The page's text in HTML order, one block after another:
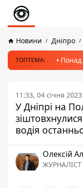
Новини Дніпро
ТОПТЕМА: Понад
11:33, 04 січня 2023
У Дніпрі на
водія
Олексій
ЖУРНАЛІСТ